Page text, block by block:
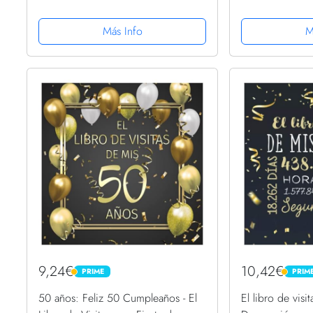
invitados.
Más Info
Mujer 50 Años
para
9,24€ PRIME
PRIME
50 años: Feliz 50 Cumpleaños - El
10,42€PRIME
El libro de